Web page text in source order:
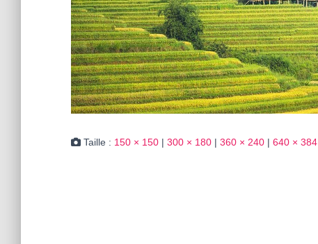
Taille : 150 × 150 | 300 × 180 | 360 × 240 | 640 × 384